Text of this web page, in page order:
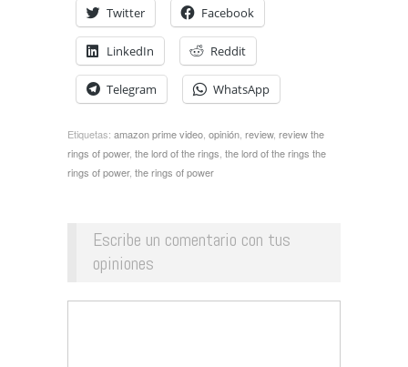
Twitter Facebook
LinkedIn Reddit
Telegram WhatsApp
Etiquetas: amazon prime video opinión review, review the
rings of power, the lord of the rings the lord of the rings the
rings of power, the rings of power
Escribe un comentario con tus
opiniones